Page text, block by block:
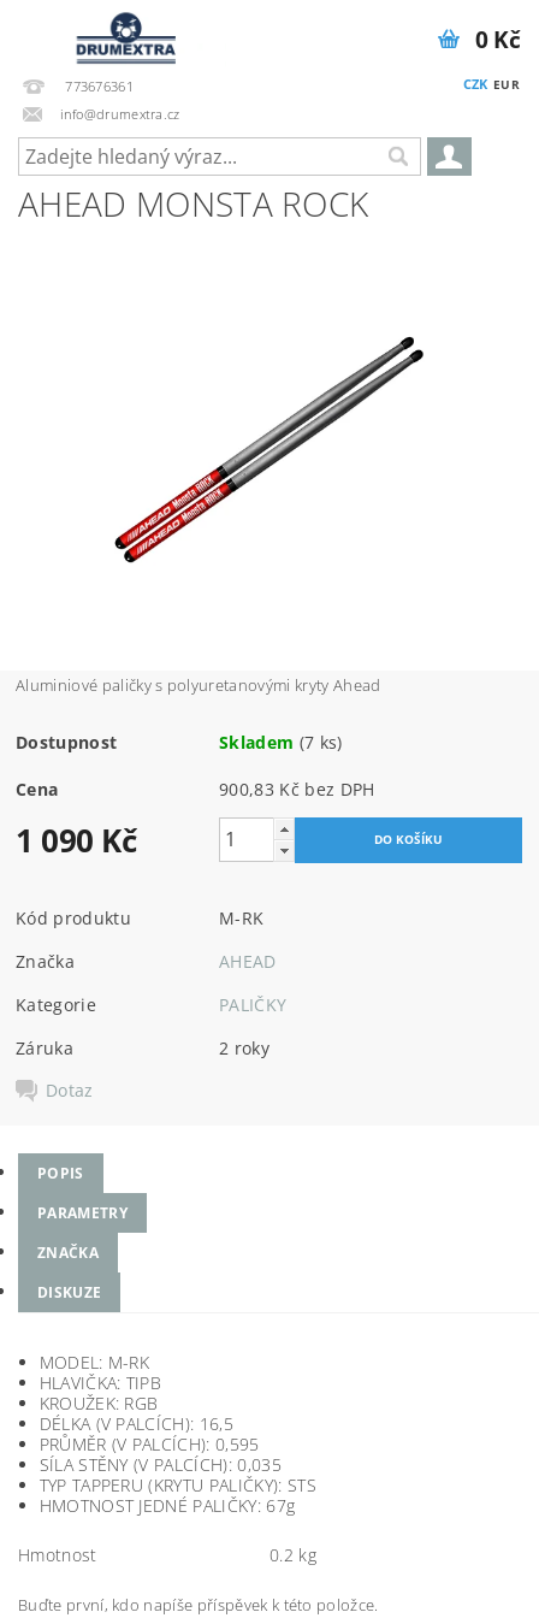
773676361
info@drumextra.cz
CZK EUR
0 Kč
AHEAD MONSTA ROCK
Aluminiové paličky s polyuretanovými kryty Ahead
Dostupnost Skladem (7 ks)
Cena 900,83 Kč bez DPH
1 090 Kč
Kód produktu
M-RK
Značka
AHEAD
Kategorie
PALIČKY
Záruka
2 roky
Dotaz
POPIS
PARAMETRY
ZNAČKA
DISKUZE
MODEL: M-RK
HLAVIČKA: TIPB
KROUŽEK: RGB
DÉLKA (V PALCÍCH): 16,5
PRŮMĚR (V PALCÍCH): 0,595
SÍLA STĚNY (V PALCÍCH): 0,035
TYP TAPPERU (KRYTU PALIČKY): STS
HMOTNOST JEDNÉ PALIČKY: 67g
Hmotnost 0.2 kg
Buďte první, kdo napíše příspěvek k této položce.